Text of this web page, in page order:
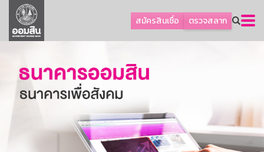
สมัครสินเชื่อ ตรวจสลาก
ลูกค้าธุรกิจ
ลูกค้าผู้ประกอบรายย่อย
ออมเพื่อสุข
เกี่ยวกับธนาคาร
การพัฒนาที่ยั่งยืน